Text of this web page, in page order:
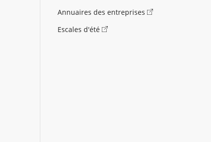
Annuaires des entreprises
Escales d'été